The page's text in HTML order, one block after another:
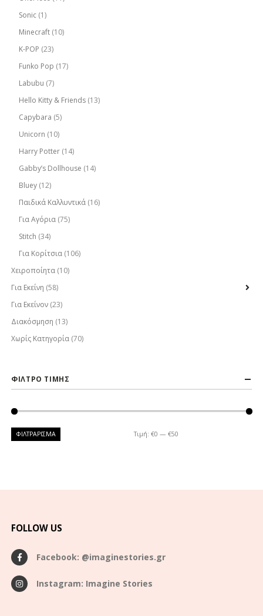
Sonic (1)
Minecraft (10)
K-POP (23)
Funko Pop (17)
Labubu (7)
Hello Kitty & Friends (13)
Capybara (5)
Unicorn (10)
Harry Potter (14)
Gabby’s Dollhouse (14)
Bluey (12)
Παιδικά Καλλυντικά (16)
Για Αγόρια (75)
Stitch (34)
Για Κορίτσια (106)
Χειροποίητα (10)
Για Εκείνη (58)
Για Εκείνον (23)
Διακόσμηση (13)
Χωρίς Κατηγορία (70)
ΦΙΛΤΡΟ ΤΙΜΗΣ
ΦΙΛΤΡΆΡΙΣΜΑ Τιμή: €0 — €50
FOLLOW US
Facebook: @imaginestories.gr
Instagram: Imagine Stories